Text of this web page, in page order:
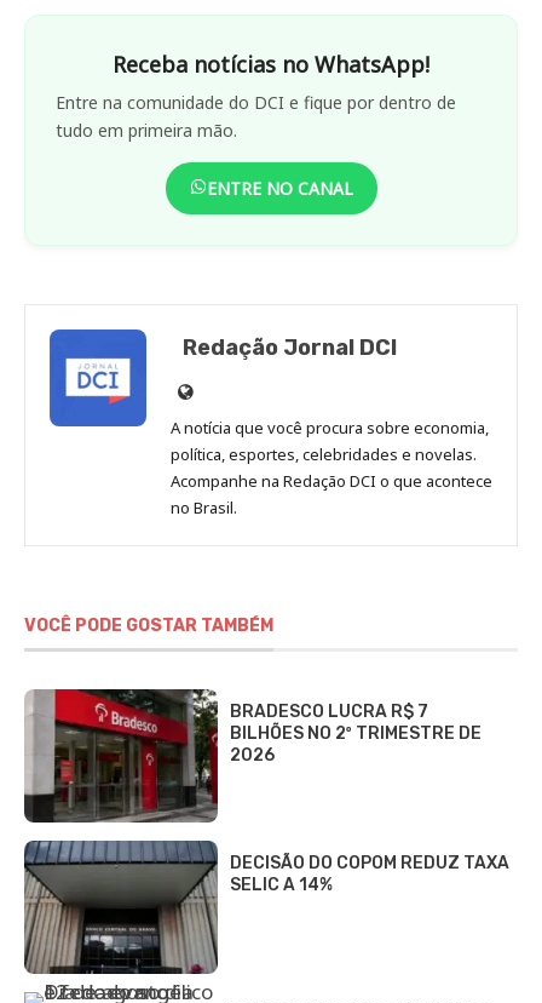
Receba notícias no WhatsApp!
Entre na comunidade do DCI e fique por dentro de
tudo em primeira mão.
ENTRE NO CANAL
Redação Jornal DCI
Site
de
Redação
Jornal
DCI
A notícia que você procura sobre economia,
política, esportes, celebridades e novelas.
Acompanhe na Redação DCI o que acontece
no Brasil.
VOCÊ PODE GOSTAR TAMBÉM
BRADESCO LUCRA R$ 7
BILHÕES NO 2º TRIMESTRE DE
2026
DECISÃO DO COPOM REDUZ TAXA
SELIC A 14%